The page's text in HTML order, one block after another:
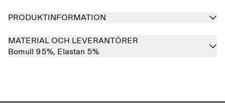
PRODUKTINFORMATION
MATERIAL OCH LEVERANTÖRER
Bomull 95%, Elastan 5%